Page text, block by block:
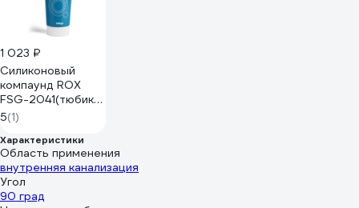
1 023 ₽
Силиконовый
компаунд ROX
FSG-2041(тюбик
200 грамм) R744
5(1)
Характеристики
Область применения
внутренняя канализация
Угол
90 град